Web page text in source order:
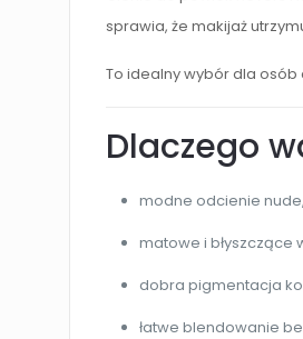
sprawia, że makijaż
To idealny wybór dla
Dlaczego
modne odcienie
matowe i błyszczące
dobra pigmentacja
łatwe blendowanie